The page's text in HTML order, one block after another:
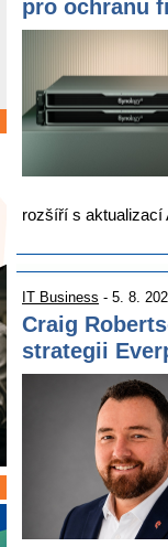
pro ochranu
rozšíří s
IT Business - 5. 8.
Craig
strategii